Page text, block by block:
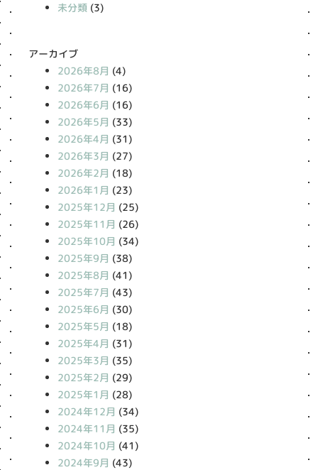
未分類 (3)
アーカイブ
2026年8月 (4)
2026年7月 (16)
2026年6月 (16)
2026年5月 (33)
2026年4月 (31)
2026年3月 (27)
2026年2月 (18)
2026年1月 (23)
2025年12月 (25)
2025年11月 (26)
2025年10月 (34)
2025年9月 (38)
2025年8月 (41)
2025年7月 (43)
2025年6月 (30)
2025年5月 (18)
2025年4月 (31)
2025年3月 (35)
2025年2月 (29)
2025年1月 (28)
2024年12月 (34)
2024年11月 (35)
2024年10月 (41)
2024年9月 (43)